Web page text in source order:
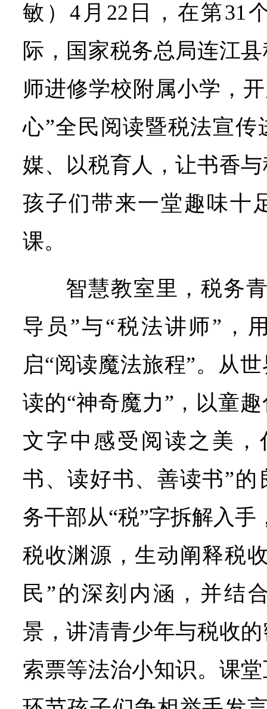
敏）4月22日，在第31
际，国家税务总局连江
师进修学校附属小学，
心”全民阅读暨税法宣
媒、以税育人，让书香
孩子们带来一堂趣味十
课。
智慧教室里，税务
导员”与“税法讲师”，
启“阅读魔法旅程”。从
读的“神奇魔力”，以童
文字中感受阅读之美
书、读好书、善读书”
务干部从“税”字拆解入手
税收渊源，生动阐释税
民”的深刻内涵，并结
景，讲清青少年与税收
索票等法治小知识。课